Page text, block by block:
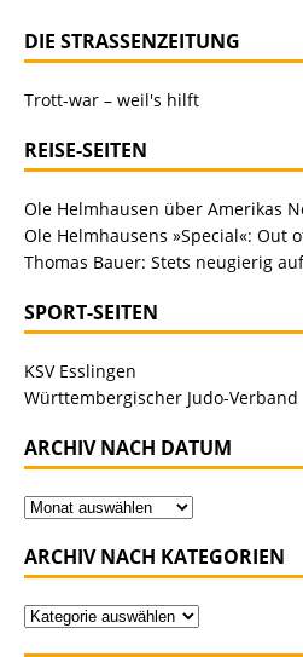
DIE STRASSENZEITUNG
Trott-war – weil's hilft
REISE-SEITEN
Ole Helmhausen über Amerikas
Ole Helmhausens »Special«: Out
Thomas Bauer: Stets neugierig
SPORT-SEITEN
KSV Esslingen
Württembergischer Judo-Verband
ARCHIV NACH DATUM
ARCHIV NACH KATEGORIEN